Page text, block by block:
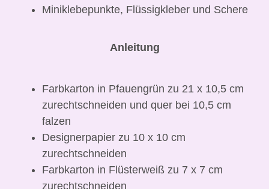
Miniklebepunkte, Flüssigkleber und Schere
Anleitung
Farbkarton in Pfauengrün zu 21 x 10,5 cm
zurechtschneiden und quer bei 10,5 cm
falzen
Designerpapier zu 10 x 10 cm
zurechtschneiden
Farbkarton in Flüsterweiß zu 7 x 7 cm
zurechtschneiden